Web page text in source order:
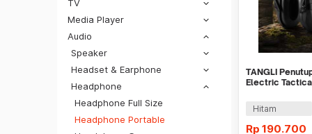
TV
Media Player
Audio
Speaker
Headset & Earphone
Headphone
Headphone Full Size
Headphone Portable
SiCepat REG
SiCepat BEST
TANGLI
Electric
Hitam
Rp 190.700